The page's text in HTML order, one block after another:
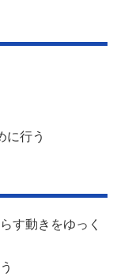
に行う
す動きをゆっく